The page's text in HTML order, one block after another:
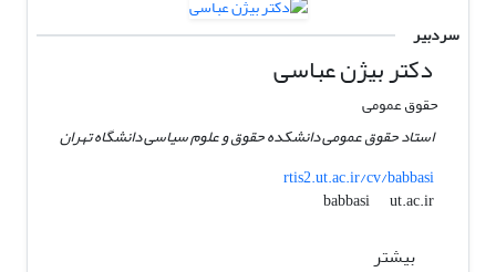
سردبیر
دکتر بیژن عباسی
حقوق عمومی
استاد حقوق عمومی دانشکده حقوق و علوم سیاسی دانشگاه تهران
rtis2.ut.ac.ir/cv/babbasi
babbasi
ut.ac.ir
بیشتر